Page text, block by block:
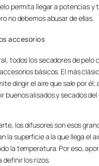
permita llegar a potencias y
no debemos abusar de ellas.
accesorios
todos los secadores de pelo
básicos. El más
dirigir el aire que sale por él;
buenos alisados y secados
los difusores son esos
la superficie a la que llega el
la temperatura. Por eso,
definir los rizos.